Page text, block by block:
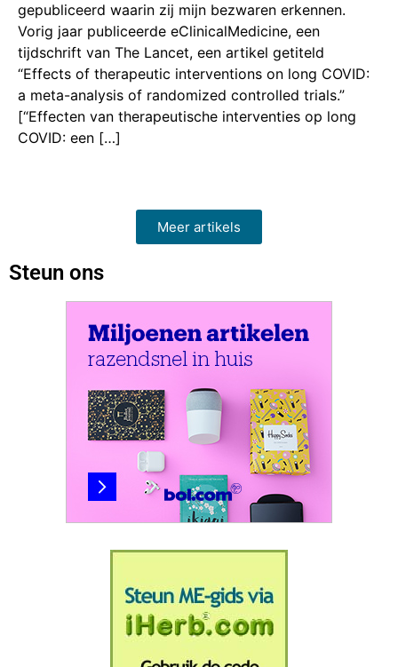
gepubliceerd waarin zij mijn bezwaren erkennen.
Vorig jaar publiceerde eClinicalMedicine, een
tijdschrift van The Lancet, een artikel getiteld
“Effects of therapeutic interventions on long COVID:
a meta-analysis of randomized controlled trials.”
[“Effecten van therapeutische interventies op long
COVID: een […]
Meer artikels
Steun ons